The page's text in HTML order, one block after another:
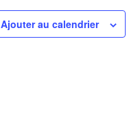
Ajouter au calendrier